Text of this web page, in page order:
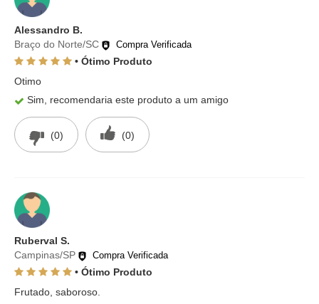
Alessandro B.
Braço do Norte/SC
Compra Verificada
• Ótimo Produto
Otimo
Sim, recomendaria este produto a um amigo
(0) (0)
Ruberval S.
Campinas/SP
Compra Verificada
• Ótimo Produto
Frutado, saboroso.